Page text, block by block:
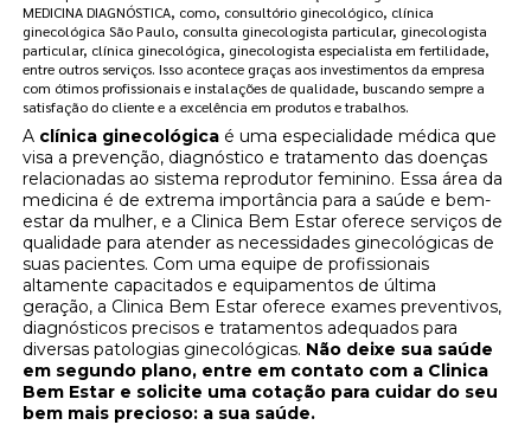
MEDICINA DIAGNÓSTICA, como, consultório ginecológico, clínica
ginecológica São Paulo, consulta ginecologista particular, ginecologista
particular, clínica ginecológica, ginecologista especialista em fertilidade,
entre outros serviços. Isso acontece graças aos investimentos da empresa
com ótimos profissionais e instalações de qualidade, buscando sempre a
satisfação do cliente e a excelência em produtos e trabalhos.
A clínica ginecológica é uma especialidade médica que
visa a prevenção, diagnóstico e tratamento das doenças
relacionadas ao sistema reprodutor feminino. Essa área da
medicina é de extrema importância para a saúde e bem-
estar da mulher, e a Clinica Bem Estar oferece serviços de
qualidade para atender as necessidades ginecológicas de
suas pacientes. Com uma equipe de profissionais
altamente capacitados e equipamentos de última
geração, a Clinica Bem Estar oferece exames preventivos,
diagnósticos precisos e tratamentos adequados para
diversas patologias ginecológicas. Não deixe sua saúde
em segundo plano, entre em contato com a Clinica
Bem Estar e solicite uma cotação para cuidar do seu
bem mais precioso: a sua saúde.